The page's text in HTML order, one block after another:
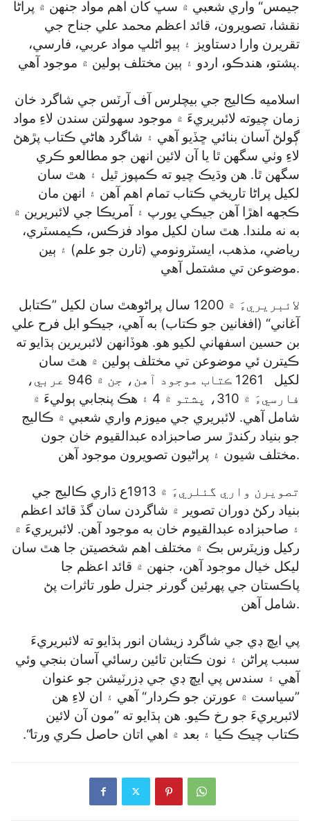
جيمس“ واري شعبي ۾ سڀ کان اهم مواد جنهن ۾ پراڻا
نقشا، تصويرون، قائد اعظم محمد علي جناح جي
تقريرن وارا دستاويز ۽ ٻيو اڻلڀ مواد عربي، فارسي،
پشتو، هندڪو، اردو ۽ ٻين مختلف ٻولين ۾ موجود آهي.
اسلاميه ڪاليج جي بيچلرس آف آرٽس جي شاگرد خان
زمان چيوته لائبريريءَ ۾ موجود سهولتن سندن لاءِ مواد
ڳولڻ آسان بنائي ڇڏيو آهي ۽ شاگرد هاڻي ڪتاب پڙهڻ
لاءِ وٺي سگهن ٿا يا آن لائين انهن جو مطالعو ڪري
سگهن ٿا. هن وڌيڪ چيو ته ڪمپوز ٿيل ۽ هٿ سان
لکيل پراڻا تاريخي ڪتاب تمام اهم آهن ۽ انهن مان
ڪجهه اهڙا آهن جيڪي يورپ ۽ آمريڪا جي لائبريرين ۾
به نه ملندا. هٿ سان لکيل مواد فزڪس، ڪيمسٽري،
رياضي، مذهب، ايسٽرونومي (تارن جو علم) ۽ ٻين
موضوعن تي مشتمل آهي.
لائبريريءَ ۾ 1200 سال پراڻوهٿ سان لکيل ”ڪتابل
آغاني“ (افغانين جو ڪتاب) به آهي، جيڪو ابل فرح علي
بن حسين اسفهاني لکيو هو. هوڏانهن لائبريرين ٻڌايو ته
ڪيترن ئي موضوعن تي مختلف ٻولين ۾ هٿ سان
لکيل 1261 ڪتاب موجود آهن، جن ۾ 946 عربي،
فارسيءَ ۾ 310، پشتو ۾ 4 ۽ هڪ پنجابي ٻوليءَ ۾
شامل آهي. لائبريري جي ميوزم واري شعبي ۾ ڪاليج
جو بنياد رکندڙ سر صاحبزاده عبدالقيوم خان جون
مختلف شيون ۽ پراڻيون تصويرون موجود آهن.
تصويرن واري گئلريءَ ۾ 1913ع ڌاري ڪاليج جي
بنياد رکڻ دوران تصوير ۾ شاگردن سان گڏ قائد اعظم
۽ صاحبزاده عبدالقيوم خان به موجود آهن. لائبريريءَ ۾
رکيل وزيٽرس بڪ ۾ مختلف اهم شخصيتن جا هٿ سان
ليکل خيال موجود آهن، جنهن ۾ قائد اعظم جا
پاڪستان جي پهرئين گورنر جنرل طور تاثرات پڻ
شامل آهن.
پي ايڇ ڊي جي شاگرد زيشان انور ٻڌايو ته لائبريريءَ
سبب پراڻن ۽ نون ڪتابن تائين رسائي آسان بنجي وئي
آهي ۽ سندس پي ايڇ ڊي جي ڊزرٽيشن جو عنوان
”سياست ۾ عورتن جو ڪردار“ آهي ۽ ان لاءِ هن
لائبريريءَ جو رخ ڪيو. هن ٻڌايو ته ”مون آن لائين
ڪتاب چيڪ ڪيا ۽ بعد ۾ اهي اتان حاصل ڪري ورتا“.